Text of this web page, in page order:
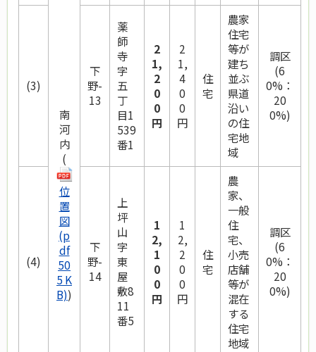
南
河
内
(
位
置
図
(p
df
50
5 K
B))
(3)
下
野-
13
薬
師
寺
字
五
丁
目1
539
番1
2
1,
2
0
0
円
2
1,
4
0
0
円
住
宅
農家
住宅
等が
建ち
並ぶ
県道
沿い
の住
宅地
域
調区
(6
0%：
20
0%)
(4)
下
野-
14
上
坪
山
字
東
屋
敷8
11
番5
1
2,
1
0
0
円
1
2,
2
0
0
円
住
宅
農
家、
一般
住
宅、
小売
店舗
等が
混在
する
住宅
地域
調区
(6
0%：
20
0%)